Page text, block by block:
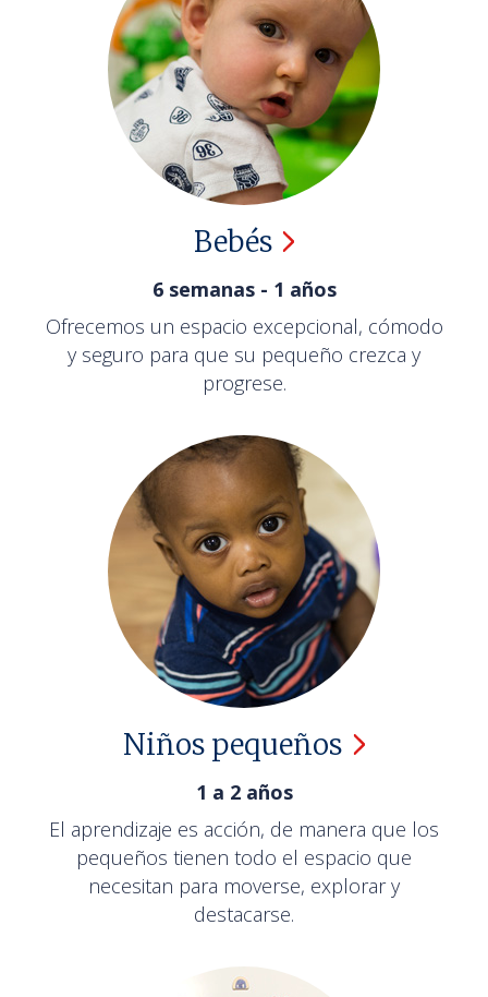
Bebés
6 semanas - 1 años
Ofrecemos un espacio excepcional, cómodo
y seguro para que su pequeño crezca y
progrese.
Niños pequeños
1 a 2 años
El aprendizaje es acción, de manera que los
pequeños tienen todo el espacio que
necesitan para moverse, explorar y
destacarse.